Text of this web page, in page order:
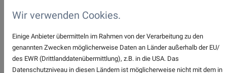
Rotationsbewegungen in der Wirbelsäule und im Raum
Dies ist die Basis für eine gute Stabilität, Wahrnehmung
und Koordination. Die Übungen können aktiv und passiv,
selbständig, von Eltern oder von Kindern erlernt werden.
Wir verwenden Cookies.
Einige Anbieter übermitteln im Rahmen von der Verarbeitung zu den
genannten Zwecken möglicherweise Daten an Länder außerhalb der EU/
des EWR (Drittlanddatenübermittlung), z.B. in die USA. Das
Datenschutzniveau in diesen Ländern ist möglicherweise nicht mit dem in